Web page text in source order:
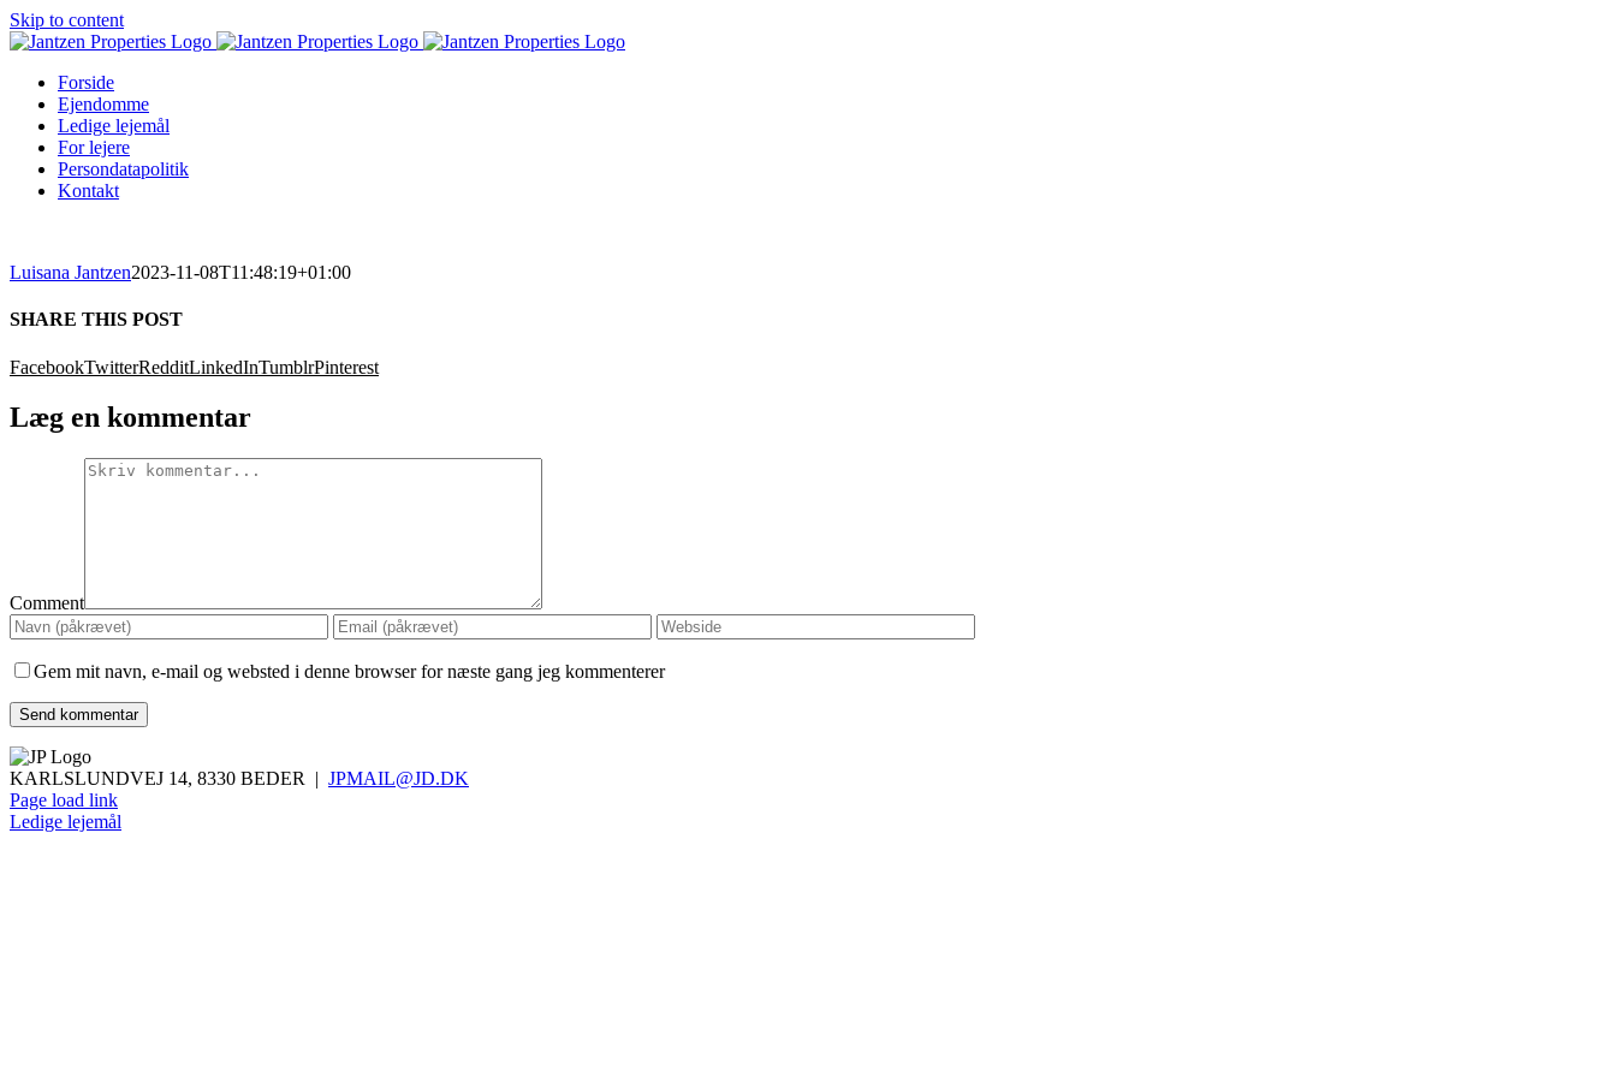
Skip to content
Forside
Ejendomme
Ledige lejemål
For lejere
Persondatapolitik
Kontakt
Luisana Jantzen2023-11-08T11:48:19+01:00
SHARE THIS POST
FacebookTwitterRedditLinkedInTumblrPinterest
Læg en kommentar
Comment
Gem mit navn, e-mail og websted i denne browser for næste gang jeg kommenterer
KARLSLUNDVEJ 14, 8330 BEDER | JPMAIL@JD.DK
Page load link
Ledige lejemål